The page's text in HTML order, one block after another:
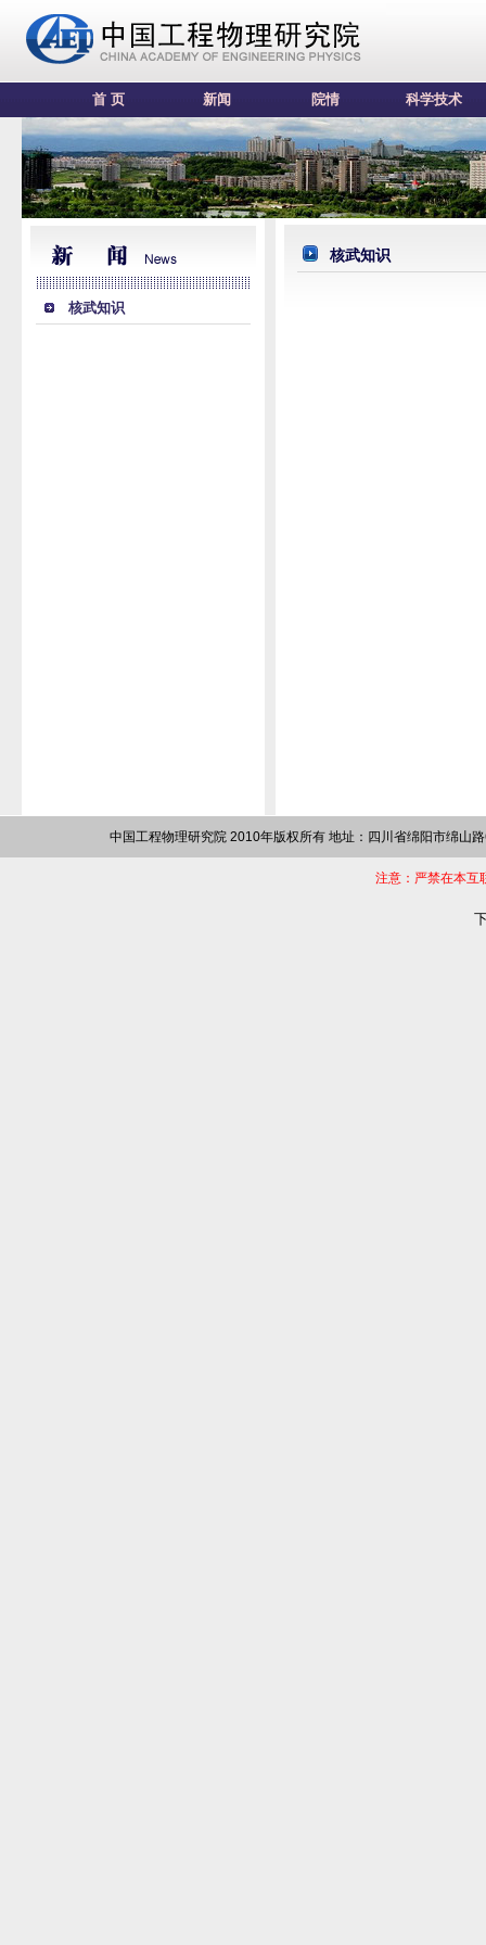
首 页 新闻 院情 科学技术
核武知识
核武知识
中国工程物理研究院 2010年版权所有 地址：四川省绵阳市绵山
注意：严禁在本互